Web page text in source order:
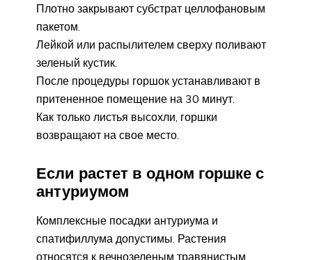
Плотно закрывают субстрат целлофановым
пакетом.
Лейкой или распылителем сверху поливают
зеленый кустик.
После процедуры горшок устанавливают в
притененное помещение на 30 минут.
Как только листья высохли, горшки
возвращают на свое место.
Если растет в одном горшке с
антуриумом
Комплексные посадки антуриума и
спатифиллума допустимы. Растения
относятся к вечнозеленым травянистым